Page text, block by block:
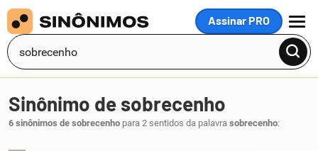
Assinar PRO
MENU
Sinônimo de sobrecenho
6 sinônimos de sobrecenho para 2 sentidos da palavra sobrecenho: